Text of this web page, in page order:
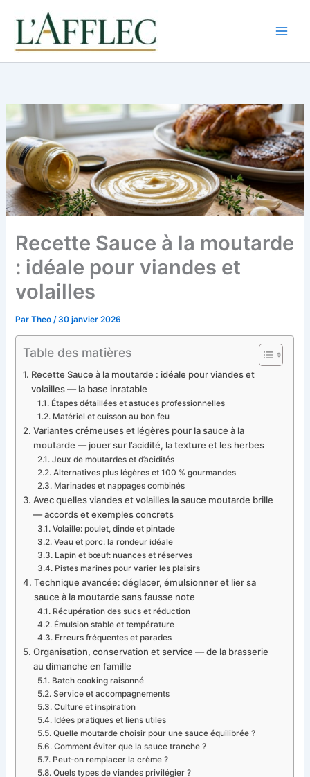
contenu
Recette Sauce à la moutarde
: idéale pour viandes et
volailles
ParTheo/30 janvier 2026
Table des matières
Recette Sauce à la moutarde : idéale pour viandes et
volailles — la base inratable
Étapes détaillées et astuces professionnelles
Matériel et cuisson au bon feu
Variantes crémeuses et légères pour la sauce à la
moutarde — jouer sur l’acidité, la texture et les herbes
Jeux de moutardes et d’acidités
Alternatives plus légères et 100 % gourmandes
Marinades et nappages combinés
Avec quelles viandes et volailles la sauce moutarde brille
— accords et exemples concrets
Volaille: poulet, dinde et pintade
Veau et porc: la rondeur idéale
Lapin et bœuf: nuances et réserves
Pistes marines pour varier les plaisirs
Technique avancée: déglacer, émulsionner et lier sa
sauce à la moutarde sans fausse note
Récupération des sucs et réduction
Émulsion stable et température
Erreurs fréquentes et parades
Organisation, conservation et service — de la brasserie
au dimanche en famille
Batch cooking raisonné
Service et accompagnements
Culture et inspiration
Idées pratiques et liens utiles
Quelle moutarde choisir pour une sauce équilibrée ?
Comment éviter que la sauce tranche ?
Peut-on remplacer la crème ?
Quels types de viandes privilégier ?